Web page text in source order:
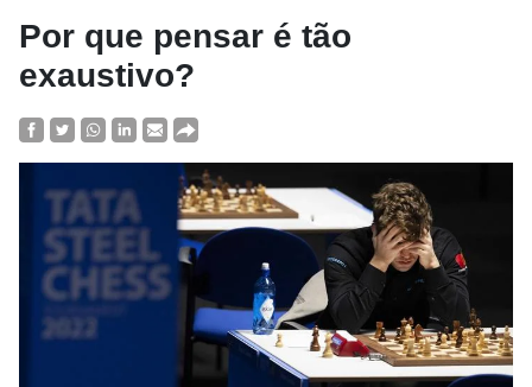
Por que pensar é tão
exaustivo?